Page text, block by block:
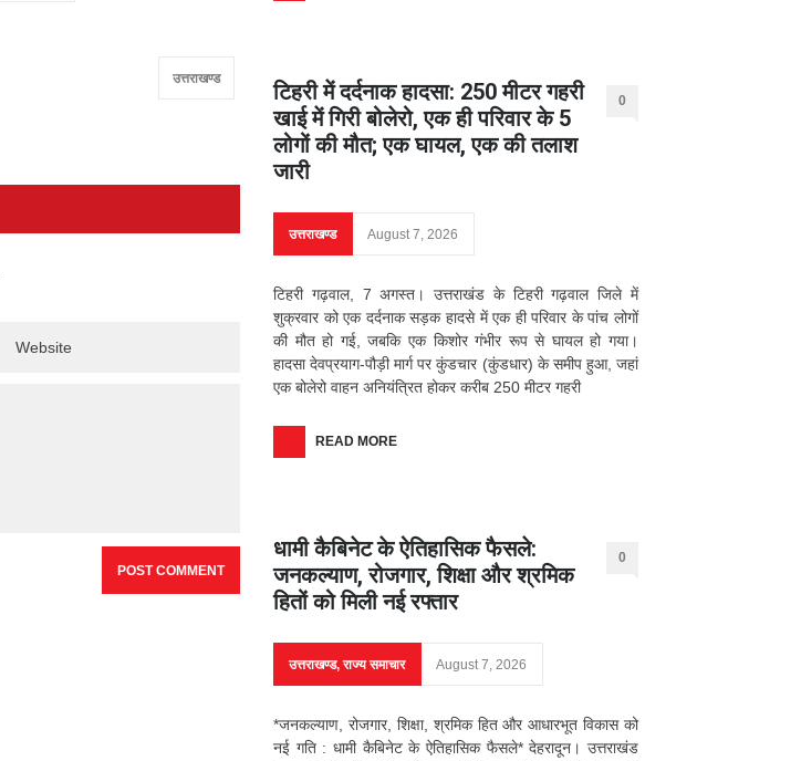
उत्तराखण्ड
टिहरी में दर्दनाक हादसा: 250 मीटर गहरी
खाई में गिरी बोलेरो, एक ही परिवार के 5
लोगों की मौत; एक घायल, एक की तलाश
जारी
0
उत्तराखण्ड August 7, 2026
टिहरी गढ़वाल, 7 अगस्त। उत्तराखंड के टिहरी गढ़वाल जिले में
शुक्रवार को एक दर्दनाक सड़क हादसे में एक ही परिवार के पांच लोगों
की मौत हो गई, जबकि एक किशोर गंभीर रूप से घायल हो गया।
हादसा देवप्रयाग-पौड़ी मार्ग पर कुंडचार (कुंडधार) के समीप हुआ, जहां
एक बोलेरो वाहन अनियंत्रित होकर करीब 250 मीटर गहरी
READ MORE
धामी कैबिनेट के ऐतिहासिक फैसले:
जनकल्याण, रोजगार, शिक्षा और श्रमिक
हितों को मिली नई रफ्तार
0
उत्तराखण्ड,राज्य समाचार August 7, 2026
*जनकल्याण, रोजगार, शिक्षा, श्रमिक हित और आधारभूत विकास को
नई गति : धामी कैबिनेट के ऐतिहासिक फैसले* देहरादून। उत्तराखंड